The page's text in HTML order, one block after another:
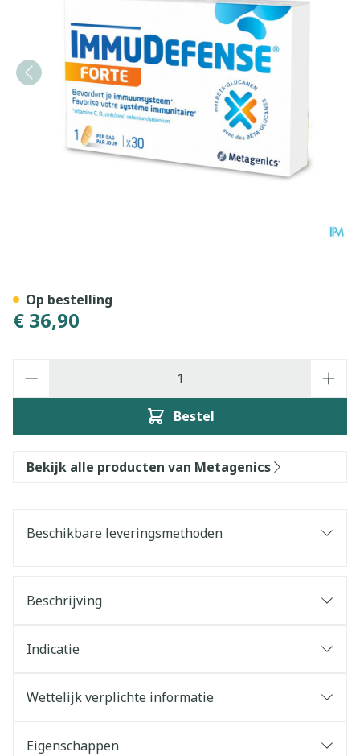
€ 36,90
Bestel
Op bestelling
Bekijk alle producten van Metagenics
Beschikbare leveringsmethoden
Beschrijving
Indicatie
Wettelijk verplichte informatie
Eigenschappen